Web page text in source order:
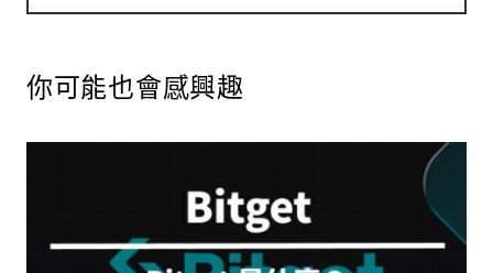
你可能也會感興趣